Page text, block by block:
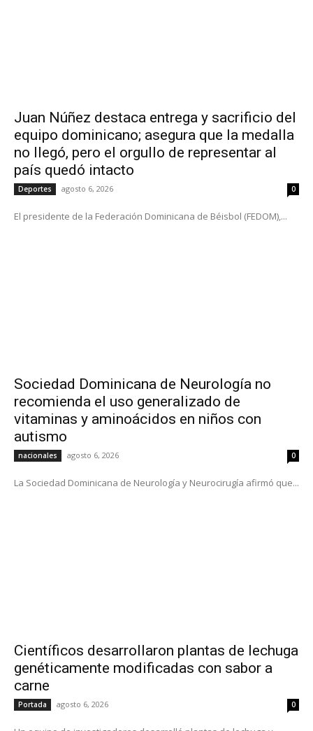
Juan Núñez destaca entrega y sacrificio del
equipo dominicano; asegura que la medalla
no llegó, pero el orgullo de representar al
país quedó intacto
Deportes agosto 6, 2026 0
El presidente de la Federación Dominicana de Béisbol (FEDOM),...
Sociedad Dominicana de Neurología no
recomienda el uso generalizado de
vitaminas y aminoácidos en niños con
autismo
nacionales agosto 6, 2026 0
La Sociedad Dominicana de Neurología y Neurocirugía afirmó que...
Científicos desarrollaron plantas de lechuga
genéticamente modificadas con sabor a
carne
Portada agosto 6, 2026 0